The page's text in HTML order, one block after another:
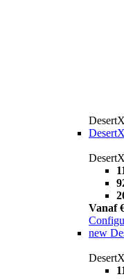
DesertX
DesertX
DesertX
Vanaf
new